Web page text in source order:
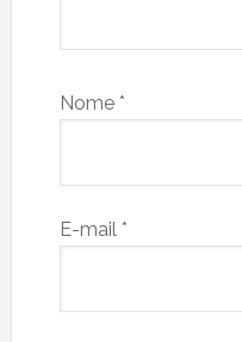
Nome *
E-mail *